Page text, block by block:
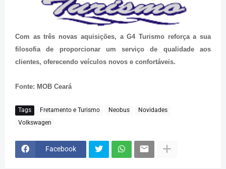
Com as três novas aquisições, a G4 Turismo reforça a sua
filosofia de proporcionar um serviço de qualidade aos
clientes, oferecendo veículos novos e confortáveis.
Fonte: MOB Ceará
Tags Fretamento e Turismo Neobus
Novidades
Volkswagen
Facebook